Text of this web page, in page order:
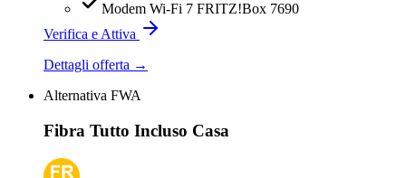
Modem Wi-Fi 7 FRITZ!Box 7690
Verifica e Attiva
Dettagli offerta →
Alternativa FWA
Fibra Tutto Incluso Casa